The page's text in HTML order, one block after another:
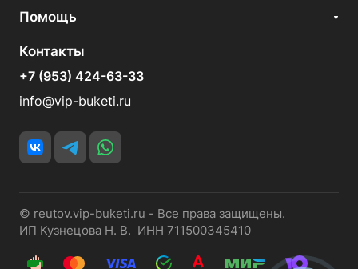
Помощь
Контакты
+7 (953) 424-63-33
info@vip-buketi.ru
© reutov.vip-buketi.ru - Все права защищены.
ИП Кузнецова Н. В. ИНН 711500345410